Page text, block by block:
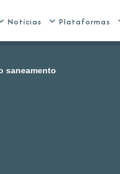
Notícias Plataformas
saneamento